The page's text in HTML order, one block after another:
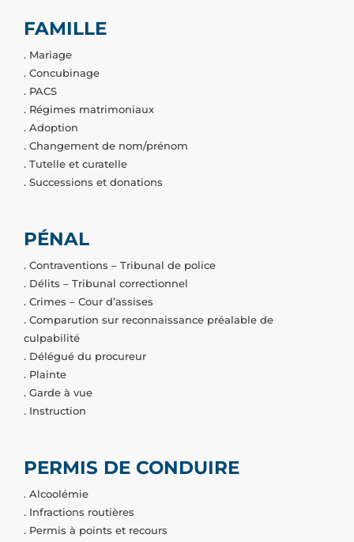
FAMILLE
. Mariage
. Concubinage
. PACS
. Régimes matrimoniaux
. Adoption
. Changement de nom/prénom
. Tutelle et curatelle
. Successions et donations
PÉNAL
. Contraventions – Tribunal de police
. Délits – Tribunal correctionnel
. Crimes – Cour d’assises
. Comparution sur reconnaissance préalable de
culpabilité
. Délégué du procureur
. Plainte
. Garde à vue
. Instruction
PERMIS DE CONDUIRE
. Alcoolémie
. Infractions routières
. Permis à points et recours